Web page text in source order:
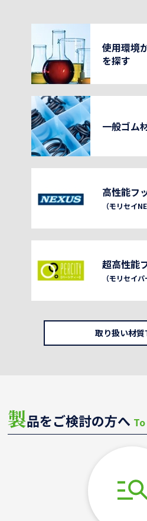
使用環境
を探す
一般ゴム
高性能フ
（モリセイ
超高性能
（モリセイ
取り扱い材
製品をご検討の方へ